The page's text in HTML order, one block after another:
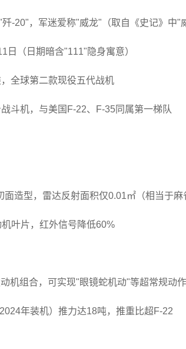
歼-20"，军迷爱称"威龙"（取自《史记》中"
日（日期暗含"111"隐身寓意）
全球第二款现役五代战机
斗机，与美国F-22、F-35同属第一梯队
面造型，雷达反射面积仅0.01㎡（相当于麻
机叶片，红外信号降低60%
机组合，可实现"眼镜蛇机动"等超常规动作
年装机）推力达18吨，推重比超F-22